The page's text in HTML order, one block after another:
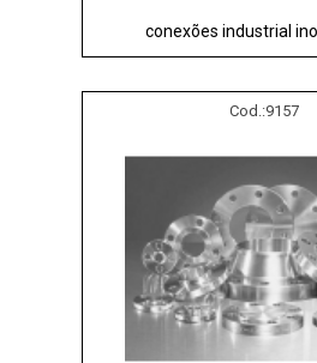
conexões industrial
Cod.:9157